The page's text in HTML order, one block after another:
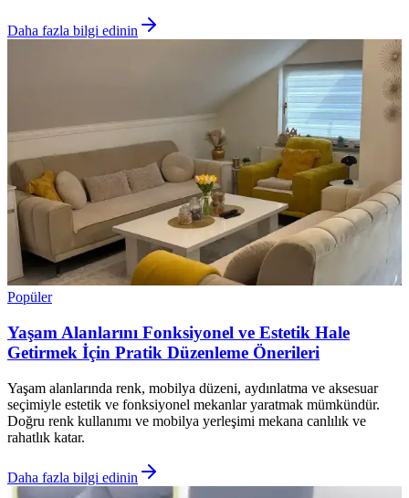
Daha fazla bilgi edinin
Popüler
Yaşam Alanlarını Fonksiyonel ve Estetik Hale
Getirmek İçin Pratik Düzenleme Önerileri
Yaşam alanlarında renk, mobilya düzeni, aydınlatma ve aksesuar
seçimiyle estetik ve fonksiyonel mekanlar yaratmak mümkündür.
Doğru renk kullanımı ve mobilya yerleşimi mekana canlılık ve
rahatlık katar.
Daha fazla bilgi edinin